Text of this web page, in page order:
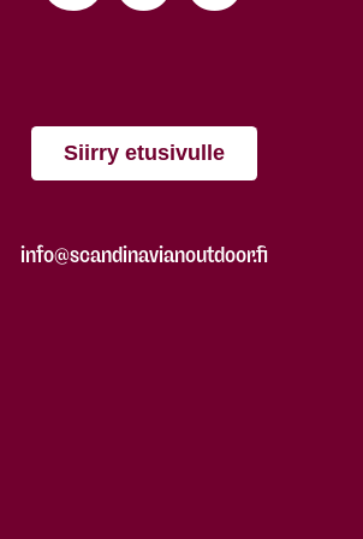
Siirry etusivulle
info@scandinavianoutdoor.fi